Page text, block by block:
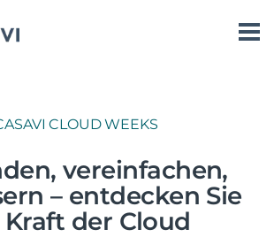
CLOUD WEEKS
vereinfachen,
– entdecken Sie
der Cloud